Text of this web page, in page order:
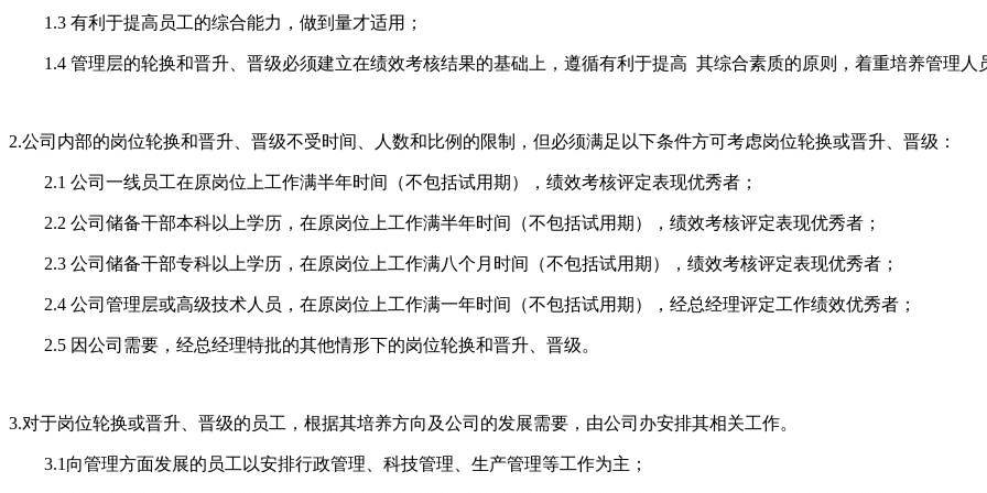
1.3 有利于提高员工的综合能力，做到量才适用；
1.4 管理层的轮换和晋升、晋级必须建立在绩效考核结果的基础上，遵循有利于提高 其综合素质的原则，着重培养管理人
2.公司内部的岗位轮换和晋升、晋级不受时间、人数和比例的限制，但必须满足以下条件方可考虑岗位轮换或晋升、晋级：
2.1 公司一线员工在原岗位上工作满半年时间（不包括试用期），绩效考核评定表现优秀者；
2.2 公司储备干部本科以上学历，在原岗位上工作满半年时间（不包括试用期），绩效考核评定表现优秀者；
2.3 公司储备干部专科以上学历，在原岗位上工作满八个月时间（不包括试用期），绩效考核评定表现优秀者；
2.4 公司管理层或高级技术人员，在原岗位上工作满一年时间（不包括试用期），经总经理评定工作绩效优秀者；
2.5 因公司需要，经总经理特批的其他情形下的岗位轮换和晋升、晋级。
3.对于岗位轮换或晋升、晋级的员工，根据其培养方向及公司的发展需要，由公司办安排其相关工作。
3.1向管理方面发展的员工以安排行政管理、科技管理、生产管理等工作为主；